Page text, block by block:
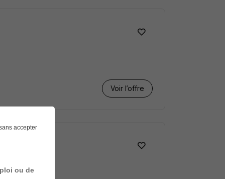
Voir l’offre
accepter
ou de